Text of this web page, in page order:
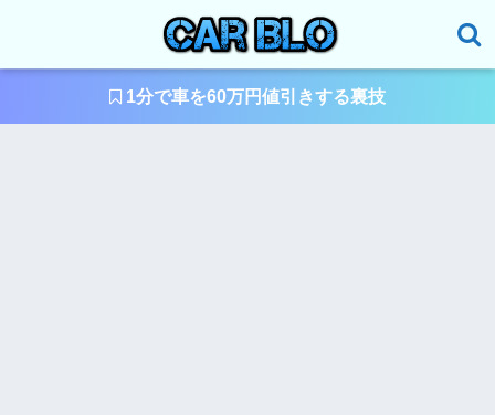
1分で車を60万円値引きする裏技